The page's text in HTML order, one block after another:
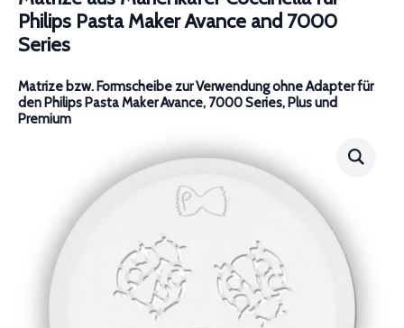
Philips Pasta Maker Avance and 7000
Series
Matrize bzw. Formscheibe zur Verwendung ohne Adapter für
den Philips Pasta Maker Avance, 7000 Series, Plus und
Premium